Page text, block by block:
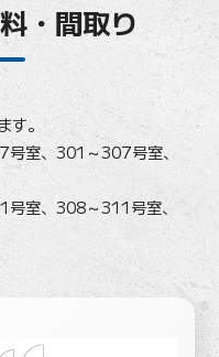
・間取り
す。
室、301～307号室、
室、308～311号室、